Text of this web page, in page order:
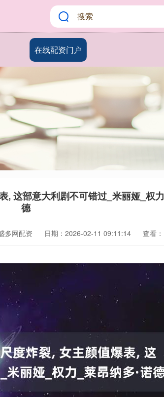
在线配资门户
, 这部意大利剧不可错过_米丽娅_权
德
多网配资 日期：2026-02-11 09:11:14 查看